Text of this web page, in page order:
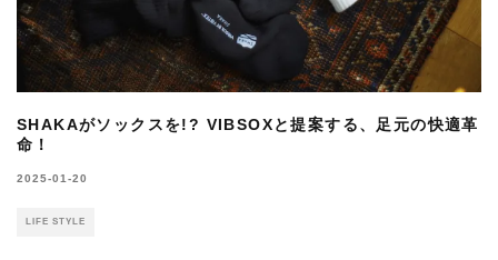
SHAKAがソックスを!? VIBSOXと提案する、足元の快適革
命！
2025-01-20
LIFE STYLE